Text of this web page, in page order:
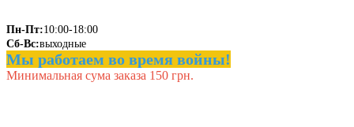
Пн-Пт:10:00-18:00
Сб-Вс:выходные
Мы работаем во время войны!
Минимальная сума заказа 150 грн.